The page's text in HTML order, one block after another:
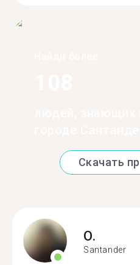
Скачать
O.
Santander